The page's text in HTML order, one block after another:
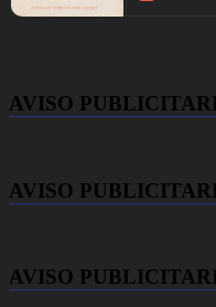
AVISO
AVISO
AVISO